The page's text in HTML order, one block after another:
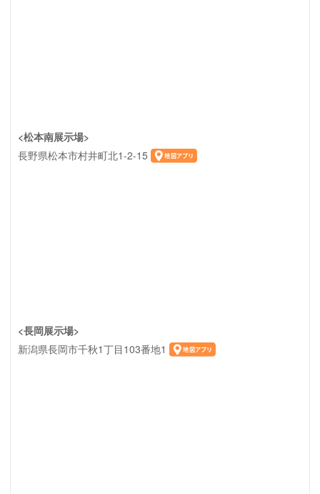
<松本南展示場>
長野県松本市村井町北1-2-15
<長岡展示場>
新潟県長岡市千秋1丁目103番地1